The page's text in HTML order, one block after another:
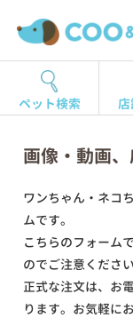
ペット検索 店
画像・動画
ワンちゃん・ネコ
ムです。
こちらのフォーム
のでご注意ください
正式な注文は、お
ります。お気軽に